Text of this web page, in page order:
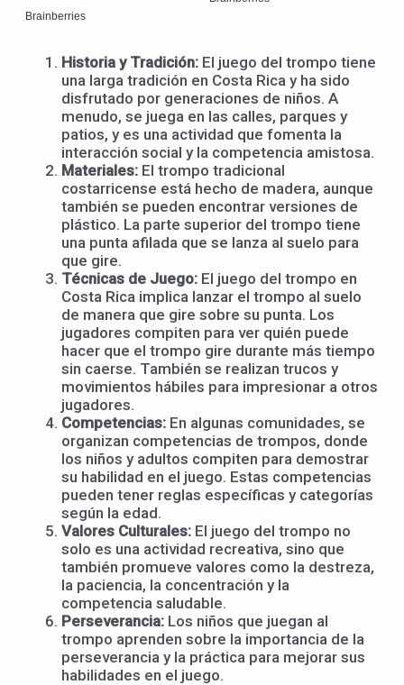
Historia y Tradición: El juego del trompo tiene
una larga tradición en Costa Rica y ha sido
disfrutado por generaciones de niños. A
menudo, se juega en las calles, parques y
patios, y es una actividad que fomenta la
interacción social y la competencia amistosa.
Materiales: El trompo tradicional
costarricense está hecho de madera, aunque
también se pueden encontrar versiones de
plástico. La parte superior del trompo tiene
una punta afilada que se lanza al suelo para
que gire.
Técnicas de Juego: El juego del trompo en
Costa Rica implica lanzar el trompo al suelo
de manera que gire sobre su punta. Los
jugadores compiten para ver quién puede
hacer que el trompo gire durante más tiempo
sin caerse. También se realizan trucos y
movimientos hábiles para impresionar a otros
jugadores.
Competencias: En algunas comunidades, se
organizan competencias de trompos, donde
los niños y adultos compiten para demostrar
su habilidad en el juego. Estas competencias
pueden tener reglas específicas y categorías
según la edad.
Valores Culturales: El juego del trompo no
solo es una actividad recreativa, sino que
también promueve valores como la destreza,
la paciencia, la concentración y la
competencia saludable.
Perseverancia: Los niños que juegan al
trompo aprenden sobre la importancia de la
perseverancia y la práctica para mejorar sus
habilidades en el juego.